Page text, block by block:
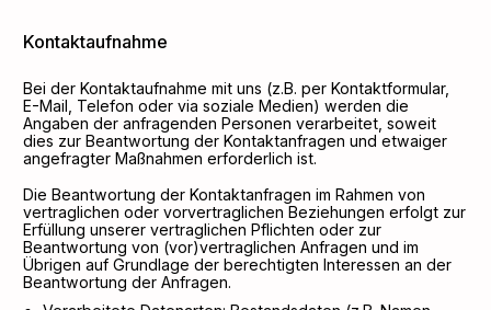
Kontaktaufnahme
Bei der Kontaktaufnahme mit uns (z.B. per Kontaktformular,
E-Mail, Telefon oder via soziale Medien) werden die
Angaben der anfragenden Personen verarbeitet, soweit
dies zur Beantwortung der Kontaktanfragen und etwaiger
angefragter Maßnahmen erforderlich ist.
Die Beantwortung der Kontaktanfragen im Rahmen von
vertraglichen oder vorvertraglichen Beziehungen erfolgt zur
Erfüllung unserer vertraglichen Pflichten oder zur
Beantwortung von (vor)vertraglichen Anfragen und im
Übrigen auf Grundlage der berechtigten Interessen an der
Beantwortung der Anfragen.